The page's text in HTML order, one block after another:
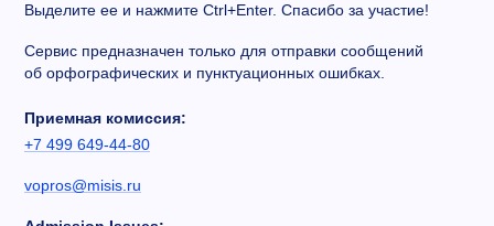
Выделите ее и нажмите Ctrl+Enter. Спасибо за участие!
Сервис предназначен только для отправки сообщений
об орфографических и пунктуационных ошибках.
Приемная комиссия:
+7 499 649-44-80
vopros@misis.ru